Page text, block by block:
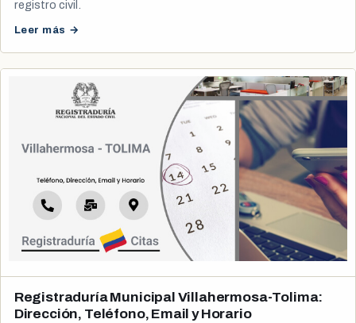
registro civil.
Leer más →
Registraduría Municipal Villahermosa-Tolima:
Dirección, Teléfono, Email y Horario